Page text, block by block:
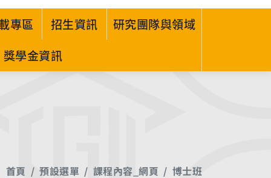
專區 招生資訊
研究團隊與領域
獎學金資訊
首頁 預設選單 課程內容_網頁 博士班